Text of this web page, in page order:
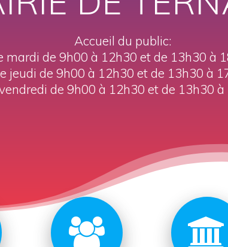
Accueil du public:
mardi de 9h00 à 12h30 et de 13h30 à
jeudi de 9h00 à 12h30 et de 13h30 à
de 9h00 à 12h30 et de 13h30